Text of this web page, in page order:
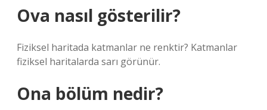
Ova nasıl gösterilir?
Fiziksel haritada katmanlar ne renktir? Katmanlar
fiziksel haritalarda sarı görünür.
Ona bölüm nedir?